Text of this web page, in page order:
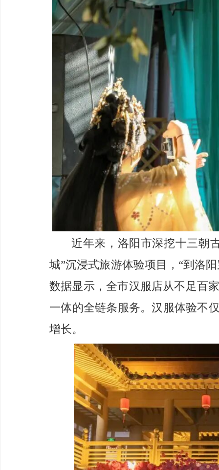
近年来，洛阳市深挖十三朝
城”沉浸式旅游体验项目，“到洛
数据显示，全市汉服店从不足百
一体的全链条服务。汉服体验不
增长。